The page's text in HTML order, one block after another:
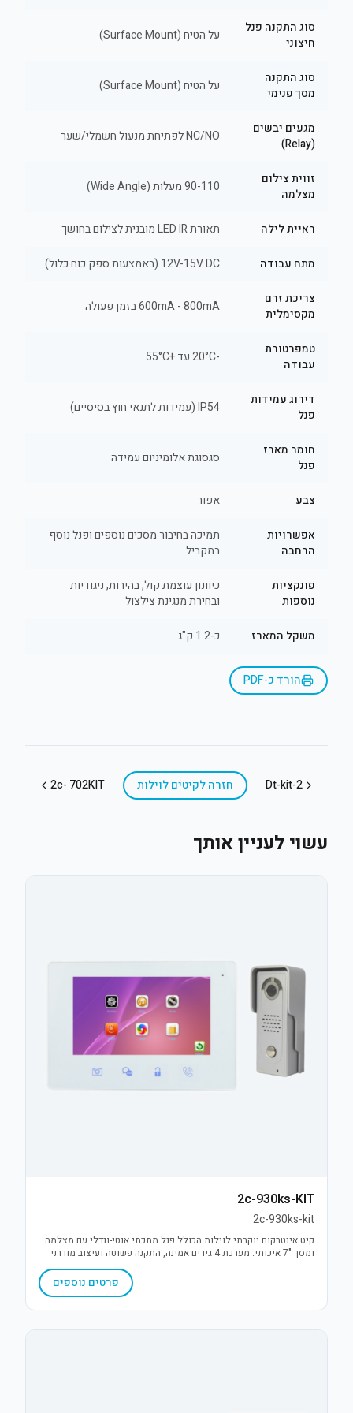
סוג התקנה פנל
חיצוני
על הטיח (Surface Mount)
סוג התקנה
מסך פנימי
על הטיח (Surface Mount)
מגעים יבשים
(Relay)
NC/NO לפתיחת מנעול חשמלי/שער
זווית צילום
מצלמה
90-110 מעלות (Wide Angle)
ראיית לילה תאורת LED IR מובנית לצילום בחושך
מתח עבודה 12V-15V DC (באמצעות ספק כוח כלול)
צריכת זרם
מקסימלית
600mA - 800mA בזמן פעולה
טמפרטורת
עבודה
-20°C עד +55°C
דירוג עמידות
פנל
IP54 (עמידות לתנאי חוץ בסיסיים)
חומר מארז
פנל
סגסוגת אלומיניום עמידה
צבע אפור
אפשרויות
הרחבה
תמיכה בחיבור מסכים נוספים ופנל נוסף
במקביל
פונקציות
נוספות
כיוונון עוצמת קול, בהירות, ניגודיות
ובחירת מנגינת צילצול
משקל המארז כ-1.2 ק"ג
הורד כ-PDF
Dt-kit-2 חזרה לקיטים לוילות 2c- 702KIT
עשוי לעניין אותך
2c-930ks-KIT
2c-930ks-kit
קיט אינטרקום יוקרתי לוילות הכולל פנל מתכתי אנטי-ונדלי עם מצלמה
ומסך "7 איכותי. מערכת 4 גידים אמינה, התקנה פשוטה ועיצוב מודרני
פרטים נוספים